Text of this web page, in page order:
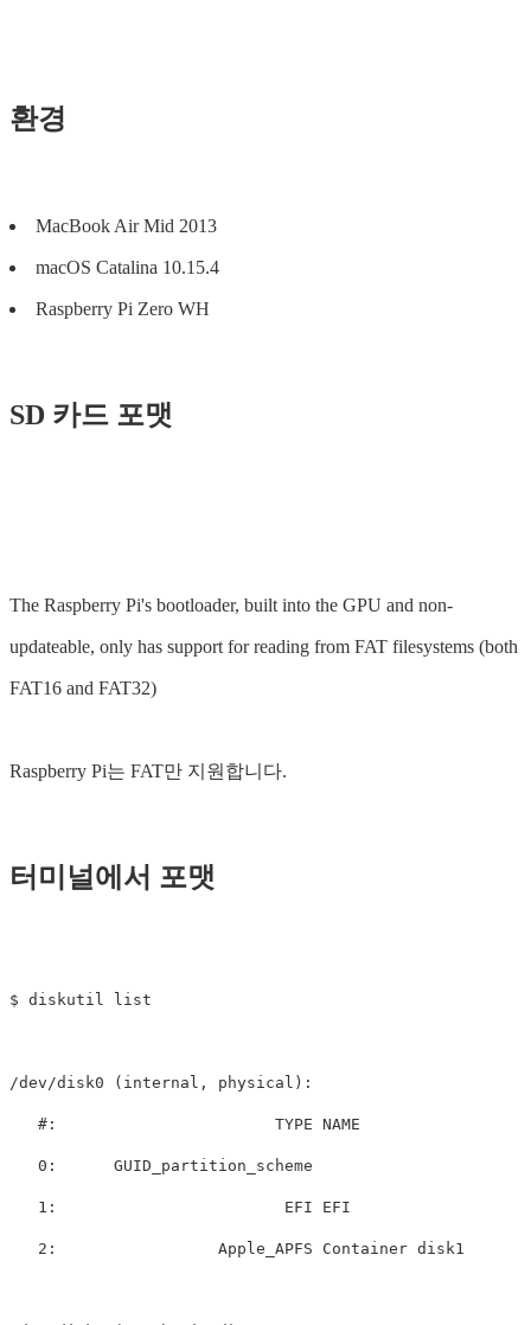
환경
MacBook Air Mid 2013
macOS Catalina 10.15.4
Raspberry Pi Zero WH
SD 카드 포맷
The Raspberry Pi's bootloader, built into the GPU and non-
updateable, only has support for reading from FAT filesystems (both
FAT16 and FAT32)
Raspberry Pi는 FAT만 지원합니다.
터미널에서 포맷
$ diskutil list
/dev/disk0 (internal, physical):
#:                       TYPE NAME
0:      GUID_partition_scheme
1:                        EFI EFI
2:                 Apple_APFS Container disk1